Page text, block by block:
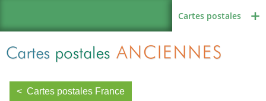
Cartes postales
Cartes postales France